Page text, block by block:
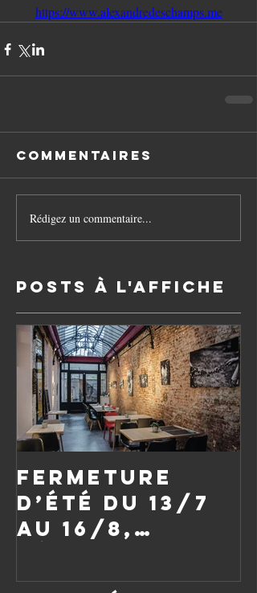
https://www.alexandredeschamps.me
Commentaires
Rédigez un commentaire...
Posts à l'affiche
Fermeture
d’été du 13/7
au 16/8,
le vendredi